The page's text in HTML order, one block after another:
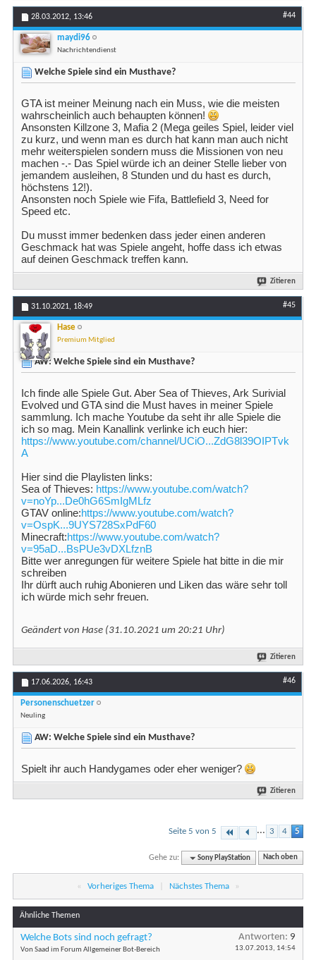
28.03.2012, 13:46 #44
maydi96
Nachrichtendienst
Welche Spiele sind ein Musthave?
GTA ist meiner Meinung nach ein Muss, wie die meisten
wahrscheinlich auch behaupten können!
Ansonsten Killzone 3, Mafia 2 (Mega geiles Spiel, leider viel
zu kurz, und wenn man es durch hat kann man auch nicht
mehr weiterspielen sondern muss die Missionen von neu
machen -.- Das Spiel würde ich an deiner Stelle lieber von
jemandem ausleihen, 8 Stunden und du hast es durch,
höchstens 12!).
Ansonsten noch Spiele wie Fifa, Battlefield 3, Need for
Speed etc.
Du musst immer bedenken dass jeder einen anderen
Geschmack hat was Spiele angeht, hoffe dass ich etwas
auf deinen Geschmack treffen kann.
Zitieren
31.10.2021, 18:49 #45
Hase
Premium Mitglied
AW: Welche Spiele sind ein Musthave?
Ich finde alle Spiele Gut. Aber Sea of Thieves, Ark Surivial
Evolved und GTA sind die Must haves in meiner Spiele
sammlung. Ich mache Youtube da seht ihr alle Spiele die
ich so mag. Mein Kanallink verlinke ich euch hier:
https://www.youtube.com/channel/UCiO...ZdG8l39OIPTvk
A
Hier sind die Playlisten links:
Sea of Thieves: https://www.youtube.com/watch?
v=noYp...De0hG6SmIgMLfz
GTAV online:https://www.youtube.com/watch?
v=OspK...9UYS728SxPdF60
Minecraft:https://www.youtube.com/watch?
v=95aD...BsPUe3vDXLfznB
Bitte wer anregungen für weitere Spiele hat bitte in die mir
schreiben
Ihr dürft auch ruhig Abonieren und Liken das wäre sehr toll
ich würde mich sehr freuen.
Geändert von Hase (31.10.2021 um 20:21 Uhr)
Zitieren
17.06.2026, 16:43 #46
Personenschuetzer
Neuling
AW: Welche Spiele sind ein Musthave?
Spielt ihr auch Handygames oder eher weniger?
Zitieren
Seite 5 von 5 ... 3 4 5
Gehe zu: Sony PlayStation Nach oben
« Vorheriges Thema Nächstes Thema »
Ähnliche Themen
Welche Bots sind noch gefragt?
Von Saad im Forum Allgemeiner Bot-Bereich
Antworten: 9
13.07.2013, 14:54